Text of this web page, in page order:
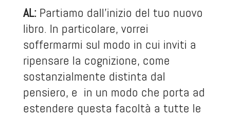
AL:Partiamo dall’inizio del tuo nuovo
libro. In particolare, vorrei
soffermarmi sul modo in cui inviti a
ripensare la cognizione, come
sostanzialmente distinta dal
pensiero, e in un modo che porta ad
estendere questa facoltà a tutte le